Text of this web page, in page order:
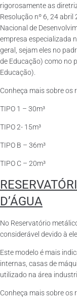
rigorosamente as
Resolução nº 6, 24
Nacional de
empresa especializada
geral, sejam eles no
de Educação) como no
Educação).
Conheça mais sobre os
TIPO 1 – 30m³
TIPO 2- 15m³
TIPO B – 36m³
TIPO C – 20m³
D’ÁGUA
No Reservatório
considerável devido à
Este modelo é mais
internas, casas de
utilizado na área
Conheça mais sobre os